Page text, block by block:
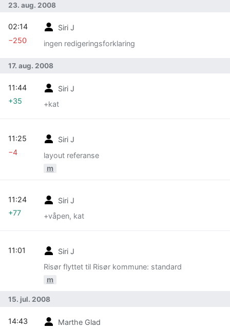
23. aug. 2008
Siri J
ingen redigeringsforklaring
02:14
−250
17. aug. 2008
Siri J
+kat
11:44
+35
Siri J
layout referanse
m
11:25
−4
Siri J
+våpen, kat
11:24
+77
Siri J
Risør flyttet til Risør kommune: standard
m
11:01
15. jul. 2008
Marthe Glad
14:43